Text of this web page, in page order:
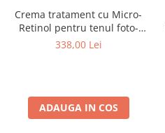
Crema tratament cu Micro-
Retinol pentru tenul foto-
imbatranit, L-Retinol
338,00 Lei
ADAUGA IN COS